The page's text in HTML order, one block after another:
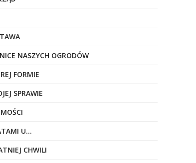
NASZYCH OGRODÓW
FORMIE
SPRAWIE
U…
CHWILI